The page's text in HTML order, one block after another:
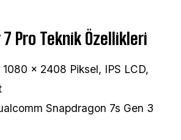
7 Pro Teknik Özellikleri
× 2408 Piksel, IPS LCD,
Snapdragon 7s Gen 3